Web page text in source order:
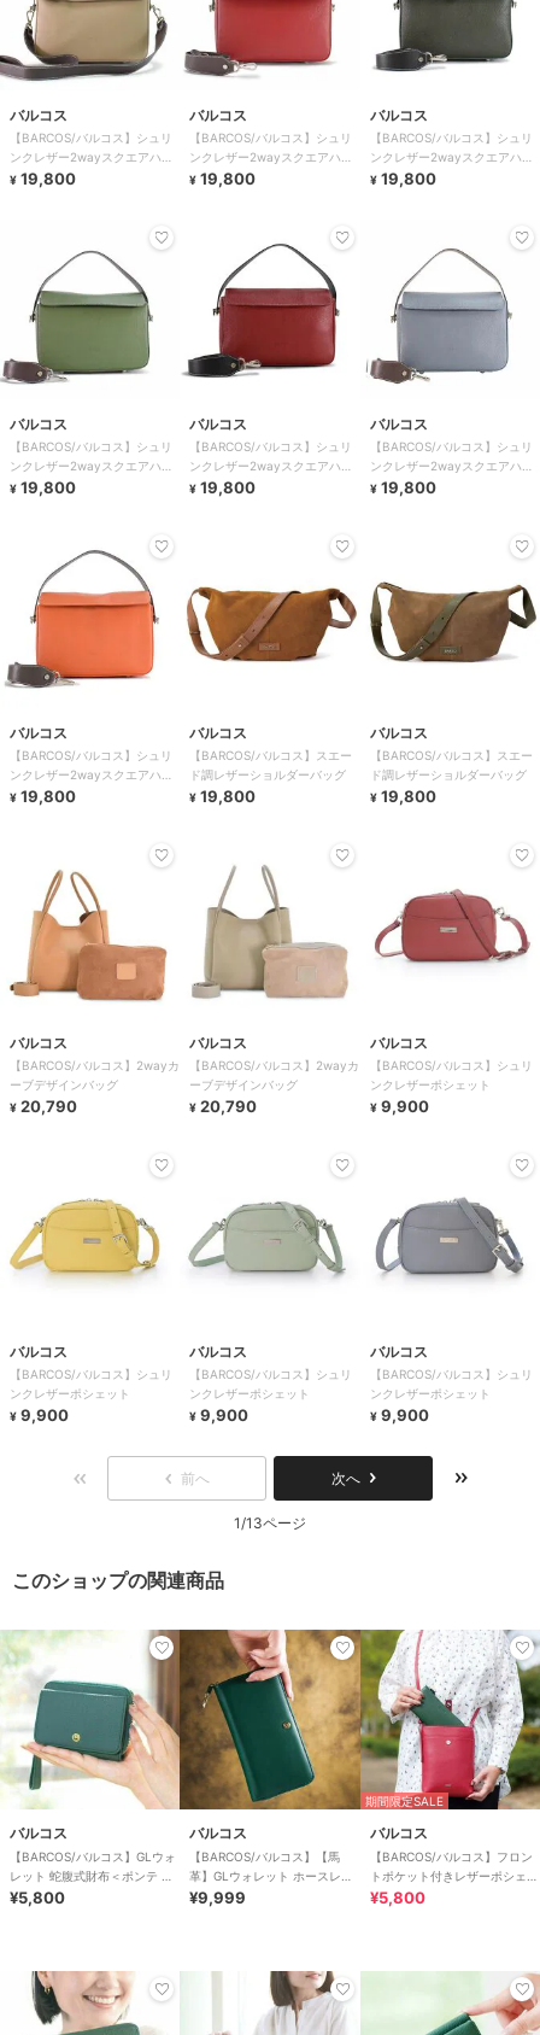
バルコス
【BARCOS/バルコス】シュリ
ンクレザー2wayスクエアハン
ドバッグ
¥ 19,800
バルコス
【BARCOS/バルコス】シュリ
ンクレザー2wayスクエアハン
ドバッグ
¥ 19,800
バルコス
【BARCOS/バルコス】シュリ
ンクレザー2wayスクエアハン
ドバッグ
¥ 19,800
バルコス
【BARCOS/バルコス】シュリ
ンクレザー2wayスクエアハン
ドバッグ
¥ 19,800
バルコス
【BARCOS/バルコス】シュリ
ンクレザー2wayスクエアハン
ドバッグ
¥ 19,800
バルコス
【BARCOS/バルコス】シュリ
ンクレザー2wayスクエアハン
ドバッグ
¥ 19,800
バルコス
【BARCOS/バルコス】シュリ
ンクレザー2wayスクエアハン
ドバッグ
¥ 19,800
バルコス
【BARCOS/バルコス】スエー
ド調レザーショルダーバッグ
¥ 19,800
バルコス
【BARCOS/バルコス】スエー
ド調レザーショルダーバッグ
¥ 19,800
バルコス
【BARCOS/バルコス】2wayカ
ーブデザインバッグ
¥ 20,790
バルコス
【BARCOS/バルコス】2wayカ
ーブデザインバッグ
¥ 20,790
バルコス
【BARCOS/バルコス】シュリ
ンクレザーポシェット
¥ 9,900
バルコス
【BARCOS/バルコス】シュリ
ンクレザーポシェット
¥ 9,900
バルコス
【BARCOS/バルコス】シュリ
ンクレザーポシェット
¥ 9,900
バルコス
【BARCOS/バルコス】シュリ
ンクレザーポシェット
¥ 9,900
前へ 次へ
1/13ページ
このショップの関連商品
バルコス
【BARCOS/バルコス】GLウォ
レット 蛇腹式財布＜ポンテ ピ
ッコラ＞
¥5,800
バルコス
【BARCOS/バルコス】【馬
革】GLウォレット ホースレザ
ーコンパクト長財布＜カバロ
¥9,999
期間限定SALE
バルコス
【BARCOS/バルコス】フロン
トポケット付きレザーポシェッ
ト
¥5,800